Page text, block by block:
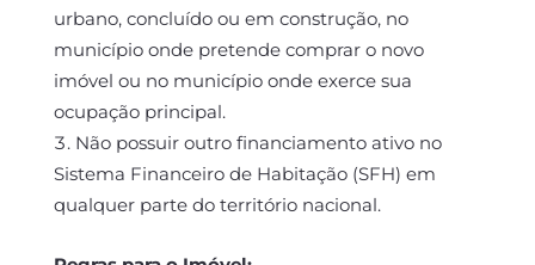
urbano, concluído ou em construção, no
município onde pretende comprar o novo
imóvel ou no município onde exerce sua
ocupação principal.
Não possuir outro financiamento ativo no
Sistema Financeiro de Habitação (SFH) em
qualquer parte do território nacional.